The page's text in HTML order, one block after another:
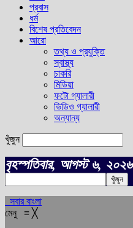
প্রবাস
ধর্ম
বিশেষ প্রতিবেদন
আরো
তথ্য ও প্রযুক্তি
স্বাস্থ্য
চাকরি
মিডিয়া
ফটো গ্যালারী
ভিডিও গ্যালারী
অন্যান্য
খুঁজুন
বৃহস্পতিবার, আগস্ট ৬, ২০২৬
সবার বাংলা
মেনু ≡ ╳